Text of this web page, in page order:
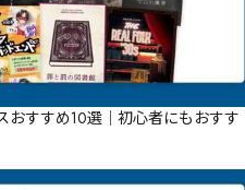
おすすめ10選｜初心者にもおすす